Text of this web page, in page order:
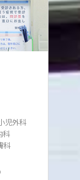
児外科
科
科